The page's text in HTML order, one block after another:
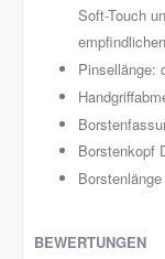
Soft-Touch
Pinsellänge:
Borstenkopf
BEWERTUNGEN